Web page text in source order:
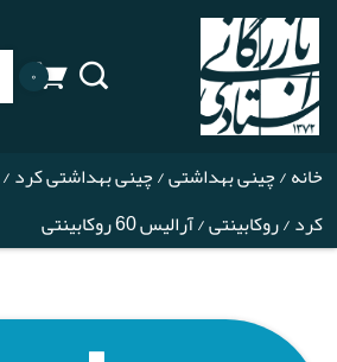
۰
خانه/چینی بهداشتی/چینی بهداشتی کرد/
کرد/روکابینتی/ آرالیس 60 روکابینتی